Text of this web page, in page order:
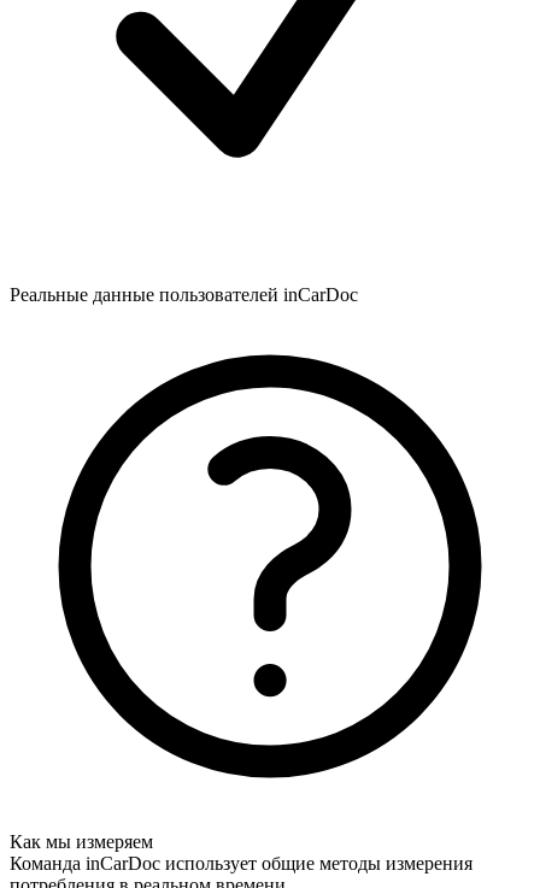
Реальные данные пользователей inCarDoc
Как мы измеряем
Команда inCarDoc использует общие методы измерения